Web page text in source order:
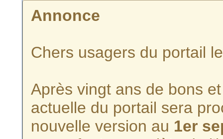
Annonce
Chers usagers du portail
Après vingt ans de bons
actuelle du portail sera
nouvelle version au 1er